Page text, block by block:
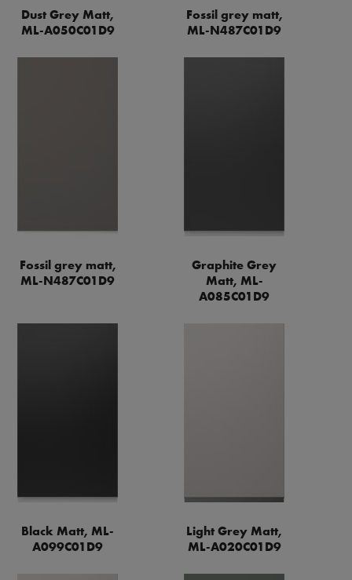
Dust Grey Matt,
ML-A050C01D9
Fossil grey matt,
ML-N487C01D9
Fossil grey matt,
ML-N487C01D9
Graphite Grey
Matt, ML-
A085C01D9
Black Matt, ML-
A099C01D9
Light Grey Matt,
ML-A020C01D9